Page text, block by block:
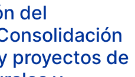
del
proyectos de